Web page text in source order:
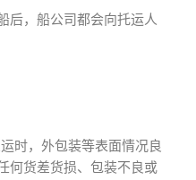
后，船公司都会向托运人
时，外包装等表面情况良
何货差货损、包装不良或